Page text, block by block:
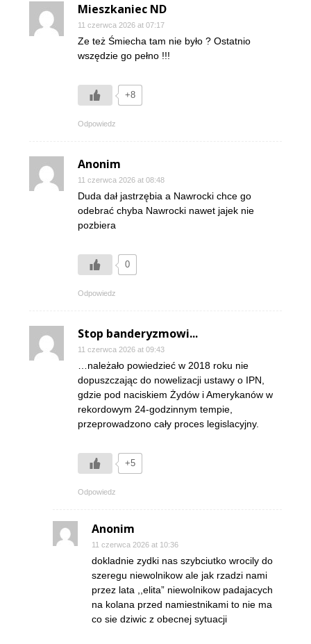
Mieszkaniec ND
11 czerwca 2026 at 07:17
Ze też Śmiecha tam nie było ? Ostatnio
wszędzie go pełno !!!
+8
Odpowiedz
Anonim
11 czerwca 2026 at 08:48
Duda dał jastrzębia a Nawrocki chce go
odebrać chyba Nawrocki nawet jajek nie
pozbiera
0
Odpowiedz
Stop banderyzmowi...
11 czerwca 2026 at 09:43
…należało powiedzieć w 2018 roku nie
dopuszczając do nowelizacji ustawy o IPN,
gdzie pod naciskiem Żydów i Amerykanów w
rekordowym 24-godzinnym tempie,
przeprowadzono cały proces legislacyjny.
+5
Odpowiedz
Anonim
11 czerwca 2026 at 10:36
dokladnie zydki nas szybciutko wrocily do
szeregu niewolnikow ale jak rzadzi nami
przez lata ,,elita” niewolnikow padajacych
na kolana przed namiestnikami to nie ma
co sie dziwic z obecnej sytuacji